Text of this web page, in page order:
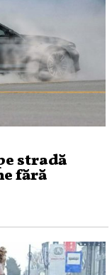
stradă
fără